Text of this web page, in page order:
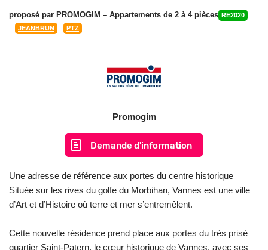
proposé par PROMOGIM – Appartements de 2 à 4 pièces RE2020
JEANBRUN
PTZ
Promogim
Demande d'information
Une adresse de référence aux portes du centre historique
Située sur les rives du golfe du Morbihan, Vannes est une ville
d’Art et d’Histoire où terre et mer s’entremêlent.
Cette nouvelle résidence prend place aux portes du très prisé
quartier Saint-Patern, le cœur historique de Vannes, avec ses